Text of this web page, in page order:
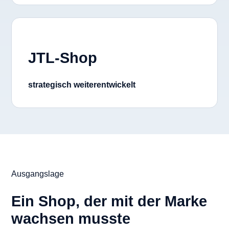
JTL-Shop
strategisch weiterentwickelt
Ausgangslage
Ein Shop, der mit der Marke
wachsen musste